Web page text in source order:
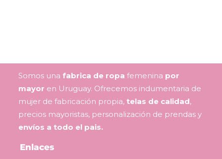
Somos una fabrica de ropa femenina por
mayor en Uruguay. Ofrecemos indumentaria de
mujer de fabricación propia, telas de calidad,
precios mayoristas, personalización de prendas y
envíos a todo el pais.
Enlaces